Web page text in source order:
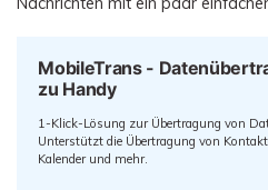
MobileTrans -
zu Handy
1-Klick-Lösung zur Übertragung von
Unterstützt die Übertragung von
Kalender und mehr.